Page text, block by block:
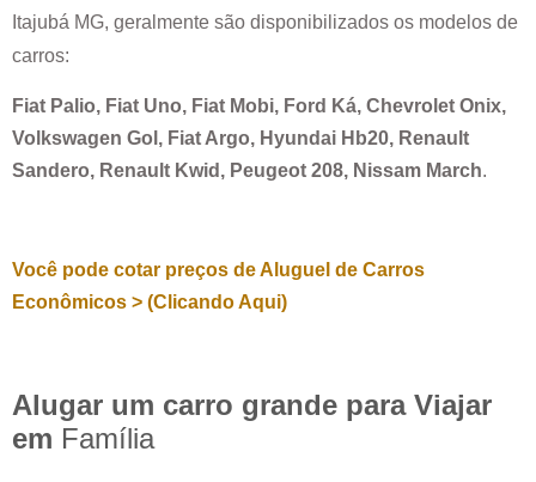
Itajubá MG, geralmente são disponibilizados os modelos de
carros:
Fiat Palio, Fiat Uno, Fiat Mobi, Ford Ká, Chevrolet Onix,
Volkswagen Gol, Fiat Argo, Hyundai Hb20, Renault
Sandero, Renault Kwid, Peugeot 208, Nissam March.
Você pode cotar preços de Aluguel de Carros
Econômicos > (Clicando Aqui)
Alugar um carro grande para Viajar
em Família